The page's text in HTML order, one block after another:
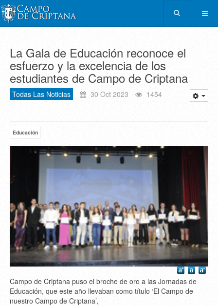
La Gala de Educación reconoce el
esfuerzo y la excelencia de los
estudiantes de Campo de Criptana
Todas Las Noticias 30 Oct 2023 1454
Educación
Campo de Criptana puso el broche de oro a las Jornadas de
Educación, que este año llevaban como título ‘El Campo de
nuestro Campo de Criptana’,